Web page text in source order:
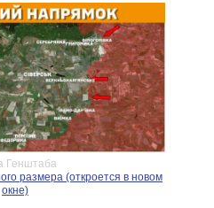
Генштаба
размера (откроется в новом
окне)